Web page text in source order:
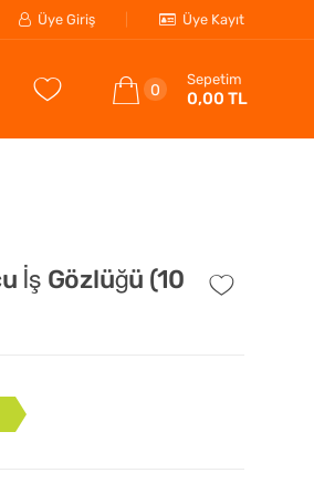
Üye Giriş Üye Kayıt
0
Sepetim
0,00 TL
İş Gözlüğü (10